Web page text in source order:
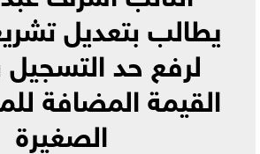
يطالب بتعديل
لرفع حد
القيمة المضافة
الصغيرة